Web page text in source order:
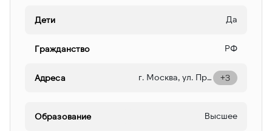
Дети Да
Гражданство РФ
Адреса г. Москва, ул. Пресненская наб., д.12. кв. 102 +3
Образование Высшее